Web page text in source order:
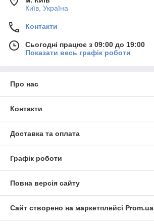
Київ, Україна
Контакти
Сьогодні працює з 09:00 до 19:00
Показати весь графік роботи
Про нас
Контакти
Доставка та оплата
Графік роботи
Повна версія сайту
Сайт створено на маркетплейсі Prom.ua